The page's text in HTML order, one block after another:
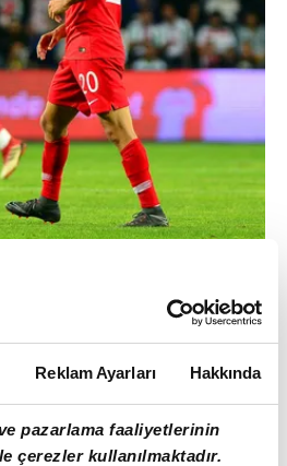
Reklam Ayarları Hakkında
pazarlama faaliyetlerinin
çerezler kullanılmaktadır.
bu teklife vereceği